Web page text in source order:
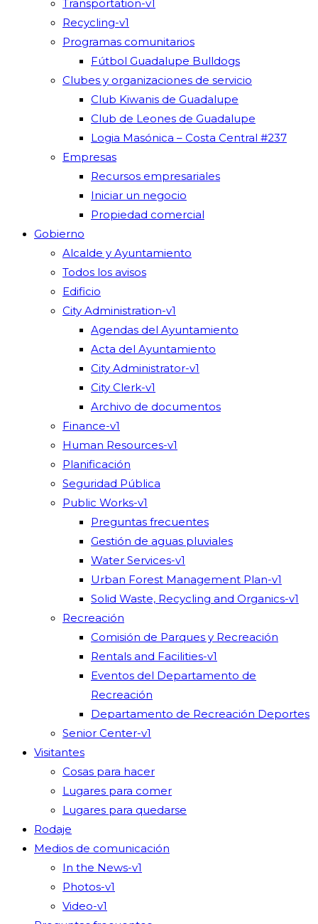
Transportation-v1
Recycling-v1
Programas comunitarios
Fútbol Guadalupe Bulldogs
Clubes y organizaciones de servicio
Club Kiwanis de Guadalupe
Club de Leones de Guadalupe
Logia Masónica – Costa Central #237
Empresas
Recursos empresariales
Iniciar un negocio
Propiedad comercial
Gobierno
Alcalde y Ayuntamiento
Todos los avisos
Edificio
City Administration-v1
Agendas del Ayuntamiento
Acta del Ayuntamiento
City Administrator-v1
City Clerk-v1
Archivo de documentos
Finance-v1
Human Resources-v1
Planificación
Seguridad Pública
Public Works-v1
Preguntas frecuentes
Gestión de aguas pluviales
Water Services-v1
Urban Forest Management Plan-v1
Solid Waste, Recycling and Organics-v1
Recreación
Comisión de Parques y Recreación
Rentals and Facilities-v1
Eventos del Departamento de
Recreación
Departamento de Recreación Deportes
Senior Center-v1
Visitantes
Cosas para hacer
Lugares para comer
Lugares para quedarse
Rodaje
Medios de comunicación
In the News-v1
Photos-v1
Video-v1